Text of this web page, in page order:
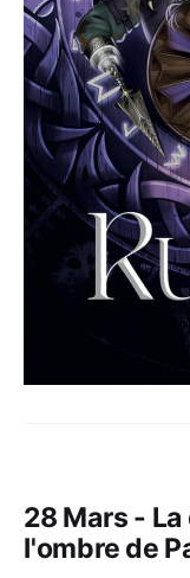
28 Mars -
l'ombre de